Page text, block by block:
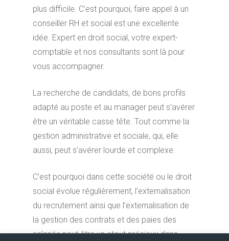
plus difficile. C’est pourquoi, faire appel à un
conseiller RH et social est une excellente
idée. Expert en droit social, votre expert-
comptable et nos consultants sont là pour
vous accompagner.
La recherche de candidats, de bons profils
adapté au poste et au manager peut s’avérer
être un véritable casse tête. Tout comme la
gestion administrative et sociale, qui, elle
aussi, peut s’avérer lourde et complexe.
C’est pourquoi dans cette société ou le droit
social évolue régulièrement, l’externalisation
du recrutement ainsi que l’externalisation de
la gestion des contrats et des paies des
salariés peut être un atout précieux dans